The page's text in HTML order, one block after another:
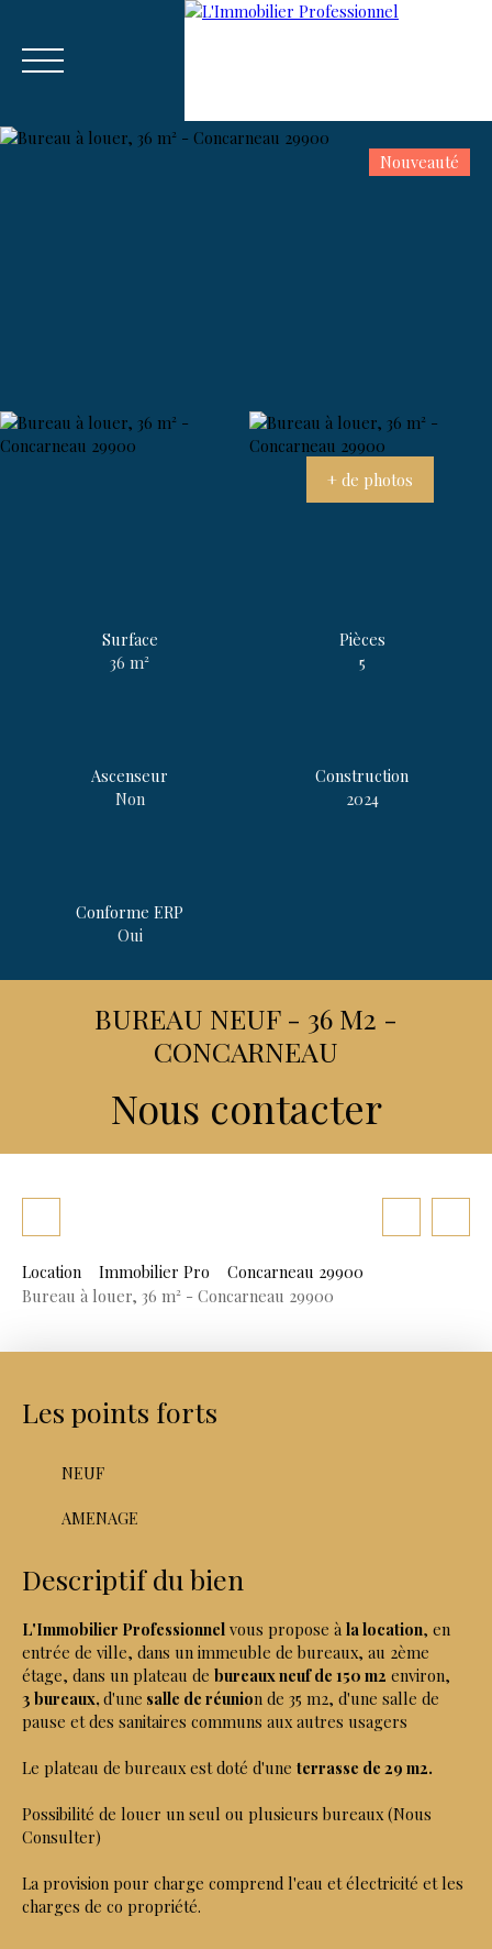
Nouveauté
+ de photos
Surface
36m²
Pièces
5
Ascenseur
Non
Construction
2024
Conforme ERP
Oui
BUREAU NEUF - 36 M2 -
CONCARNEAU
Nous contacter
Location Immobilier Pro
Concarneau 29900
Bureau à louer, 36 m² - Concarneau 29900
Les points forts
NEUF
AMENAGE
Descriptif du bien
L'Immobilier Professionnel vous propose à la location, en
entrée de ville, dans un immeuble de bureaux, au 2ème
étage, dans un plateau de bureaux neuf de 150 m2 environ,
3 bureaux,d'une salle de réunion de 35 m2, d'une salle de
pause et des sanitaires communs aux autres usagers
Le plateau de bureaux est doté d'une terrasse de 29 m2.
Possibilité de louer un seul ou plusieurs bureaux (Nous
Consulter)
La provision pour charge comprend l'eau et électricité et les
charges de co propriété.